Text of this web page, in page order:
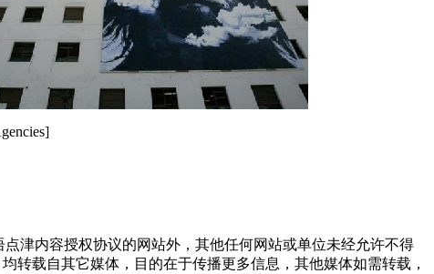
津内容授权协议的网站外，其他任何网站或单位未经允许不得
转载自其它媒体，目的在于传播更多信息，其他媒体如需转载，